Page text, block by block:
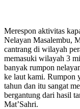
Merespon aktivitas
Nelayan Masalembu,
cantrang di wilayah
memasuki wilayah 3
banyak rumpon
ke laut kami. Rumpon
tahun dan itu sangat
bergantung dari hasil
Mat’Sahri.